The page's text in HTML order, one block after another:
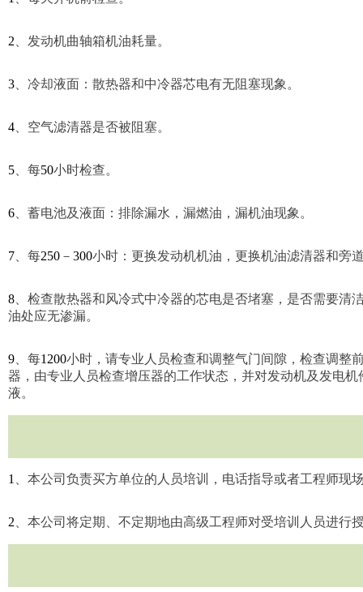
2 、发动机曲轴箱机油耗量。
3 、冷却液面：散热器和中冷器芯电有无阻塞现象。
4 、空气滤清器是否被阻塞。
5 、每50小时检查。
6 、蓄电池及液面：排除漏水，漏燃油，漏机油现象。
7 、每250 － 300小时：更换发动机机油，更换机油滤清器和旁
8 、检查散热器和风冷式中冷器的芯电是否堵塞，是否需要
油处应无渗漏。
9 、每1200小时，请专业人员检查和调整气门间隙，检查调整
器，由专业人员检查增压器的工作状态，并对发动机及发电机
液。
1 、本公司负责买方单位的人员培训，电话指导或者工程师现
2 、本公司将定期、不定期地由高级工程师对受培训人员进